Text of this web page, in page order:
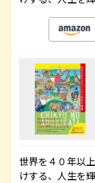
世界を４０年以
けする、人生を